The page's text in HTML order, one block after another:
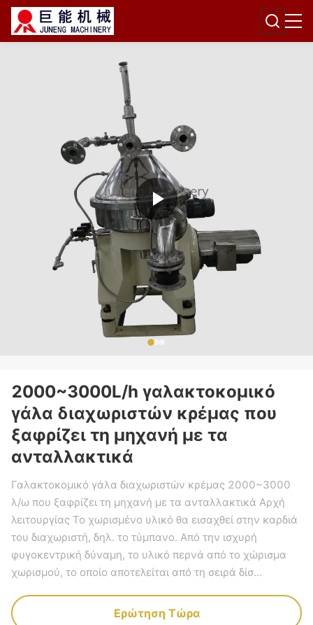
2000~3000L/h γαλακτοκομικό
γάλα διαχωριστών κρέμας που
ξαφρίζει τη μηχανή με τα
ανταλλακτικά
Γαλακτοκομικό γάλα διαχωριστών κρέμας 2000~3000
λ/ω που ξαφρίζει τη μηχανή με τα ανταλλακτικά Αρχή
λειτουργίας Το χωρισμένο υλικό θα εισαχθεί στην καρδιά
του διαχωριστή, δηλ. το τύμπανο. Από την ισχυρή
φυγοκεντρική δύναμη, το υλικό περνά από το χώρισμα
χωρισμού, το οποίο αποτελείται από τη σειρά δίσ...
Ερώτηση Τώρα